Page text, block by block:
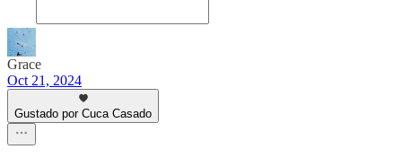
Grace
Oct 21, 2024
Gustado por Cuca Casado